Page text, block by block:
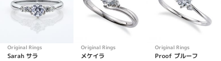
Original Rings
Sarah サラ
Original Rings
メケイラ
Original Rings
Proof プルーフ